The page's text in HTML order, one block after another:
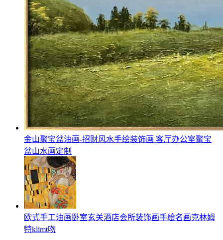
金山聚宝盆油画-招财风水手绘装饰画 客厅办公室聚宝
盆山水画定制
欧式手工油画卧室玄关酒店会所装饰画手绘名画克林姆
特klimt吻